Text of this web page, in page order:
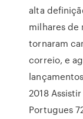
alta
milhares de
tornaram
correio, e
2018
Portugues